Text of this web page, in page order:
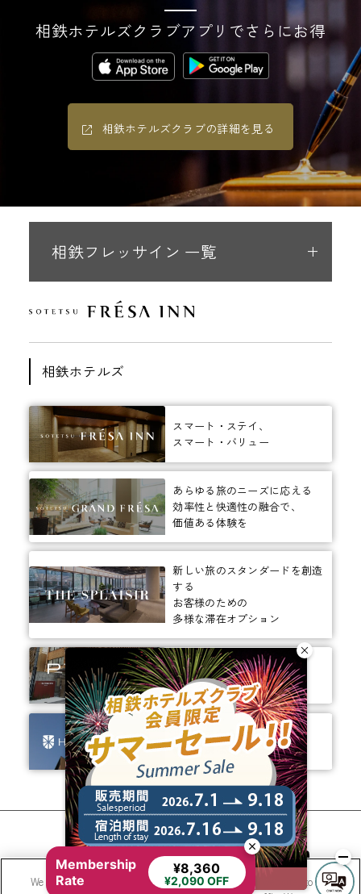
相鉄ホテルズクラブアプリでさらにお得
相鉄ホテルズクラブの詳細を見る
相鉄フレッサイン 一覧
相鉄ホテルズ
スマート・ステイ、
スマート・バリュー
あらゆる旅のニーズに応える
効率性と快適性の融合で、
価値ある体験を
新しい旅のスタンダードを創造
する
お客様のための
多様な滞在オプション
ありそうでなかった、
ちょっと新しいカタチ。
ビジネスからレジャーまで、
幅広く選ばれるホテルへ。
相鉄ホテルズ 公式SNS
We use cookies to improve your experience on our website, to
Membership
Rate
¥8,360
¥2,090 OFF